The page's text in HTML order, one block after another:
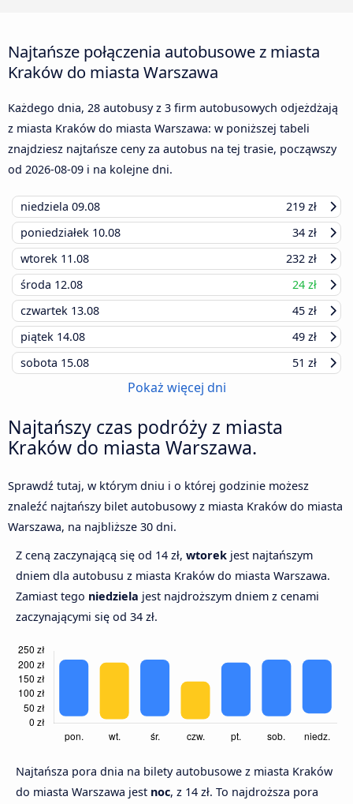
Najtańsze połączenia autobusowe z miasta
Kraków do miasta Warszawa
Każdego dnia, 28 autobusy z 3 firm autobusowych odjeżdżają
z miasta Kraków do miasta Warszawa: w poniższej tabeli
znajdziesz najtańsze ceny za autobus na tej trasie, począwszy
od 2026-08-09 i na kolejne dni.
niedziela 09.08
219 zł
poniedziałek 10.08
34 zł
wtorek 11.08
232 zł
środa 12.08
24 zł
czwartek 13.08
45 zł
piątek 14.08
49 zł
sobota 15.08 51 zł
Pokaż więcej dni
Najtańszy czas podróży z miasta
Kraków do miasta Warszawa.
Sprawdź tutaj, w którym dniu i o której godzinie możesz
znaleźć najtańszy bilet autobusowy z miasta Kraków do miasta
Warszawa, na najbliższe 30 dni.
Z ceną zaczynającą się od 14 zł, wtorek jest najtańszym
dniem dla autobusu z miasta Kraków do miasta Warszawa.
Zamiast tego niedziela jest najdroższym dniem z cenami
zaczynającymi się od 34 zł.
Najtańsza pora dnia na bilety autobusowe z miasta Kraków
do miasta Warszawa jest noc, z 14 zł. To najdroższa pora